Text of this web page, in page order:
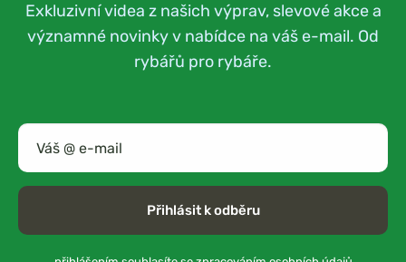
Exkluzivní videa z našich výprav, slevové akce a
významné novinky v nabídce na váš e-mail. Od
rybářů pro rybáře.
Přihlásit k odběru